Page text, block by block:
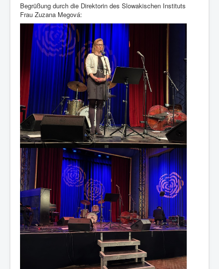
Begrüßung durch die Direktorin des Slowakischen Instituts
Frau Zuzana Megová: